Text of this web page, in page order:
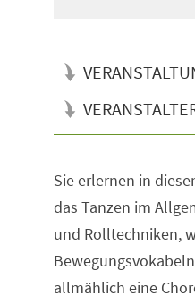
Sie erlernen in
das Tanzen im
und Rolltechniken,
allmählich eine